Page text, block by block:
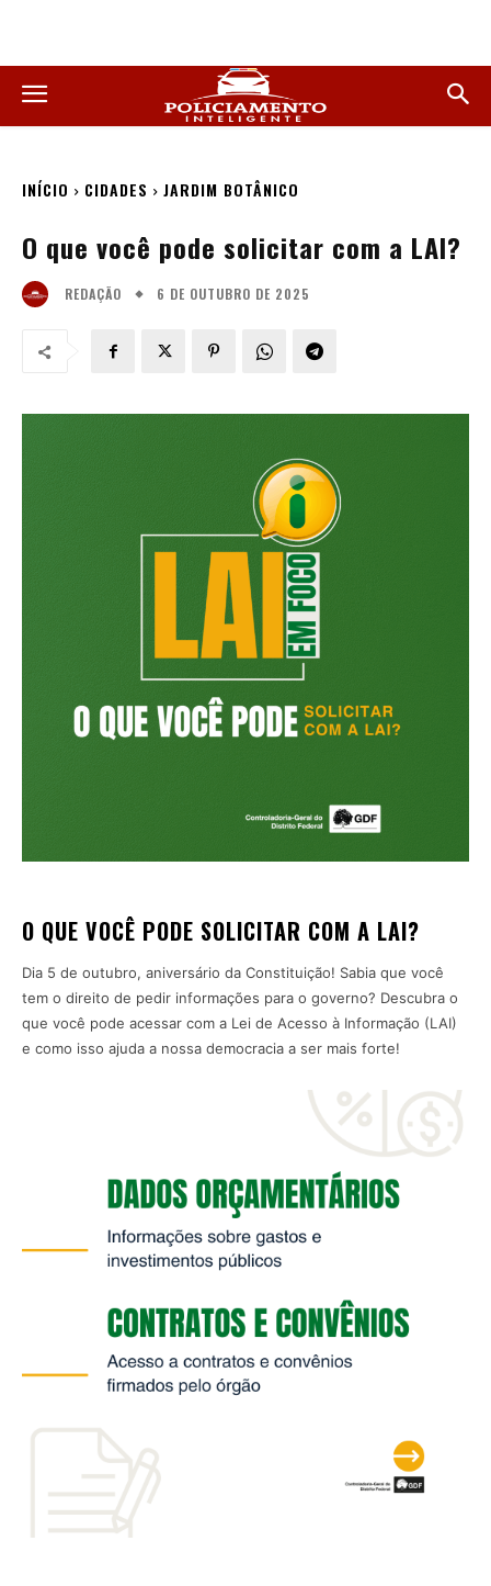
INÍCIO CIDADES JARDIM BOTÂNICO
O que você pode solicitar com a LAI?
REDAÇÃO 6 DE OUTUBRO DE 2025
O QUE VOCÊ PODE SOLICITAR COM A LAI?
Dia 5 de outubro, aniversário da Constituição! Sabia que você
tem o direito de pedir informações para o governo? Descubra o
que você pode acessar com a Lei de Acesso à Informação (LAI)
e como isso ajuda a nossa democracia a ser mais forte!